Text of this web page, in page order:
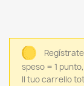
speso = 1
Il tuo carrello